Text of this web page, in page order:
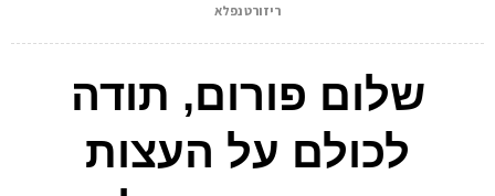
ריזורט נפלא
שלום פורום, תודה
לכולם על העצות